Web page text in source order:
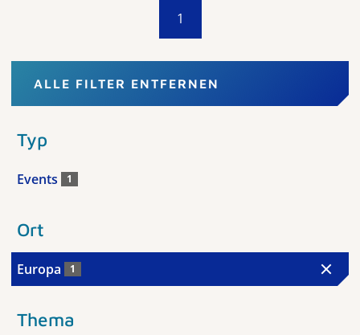
1
ALLE FILTER ENTFERNEN
Typ
Events 1
Ort
Europa 1
Thema